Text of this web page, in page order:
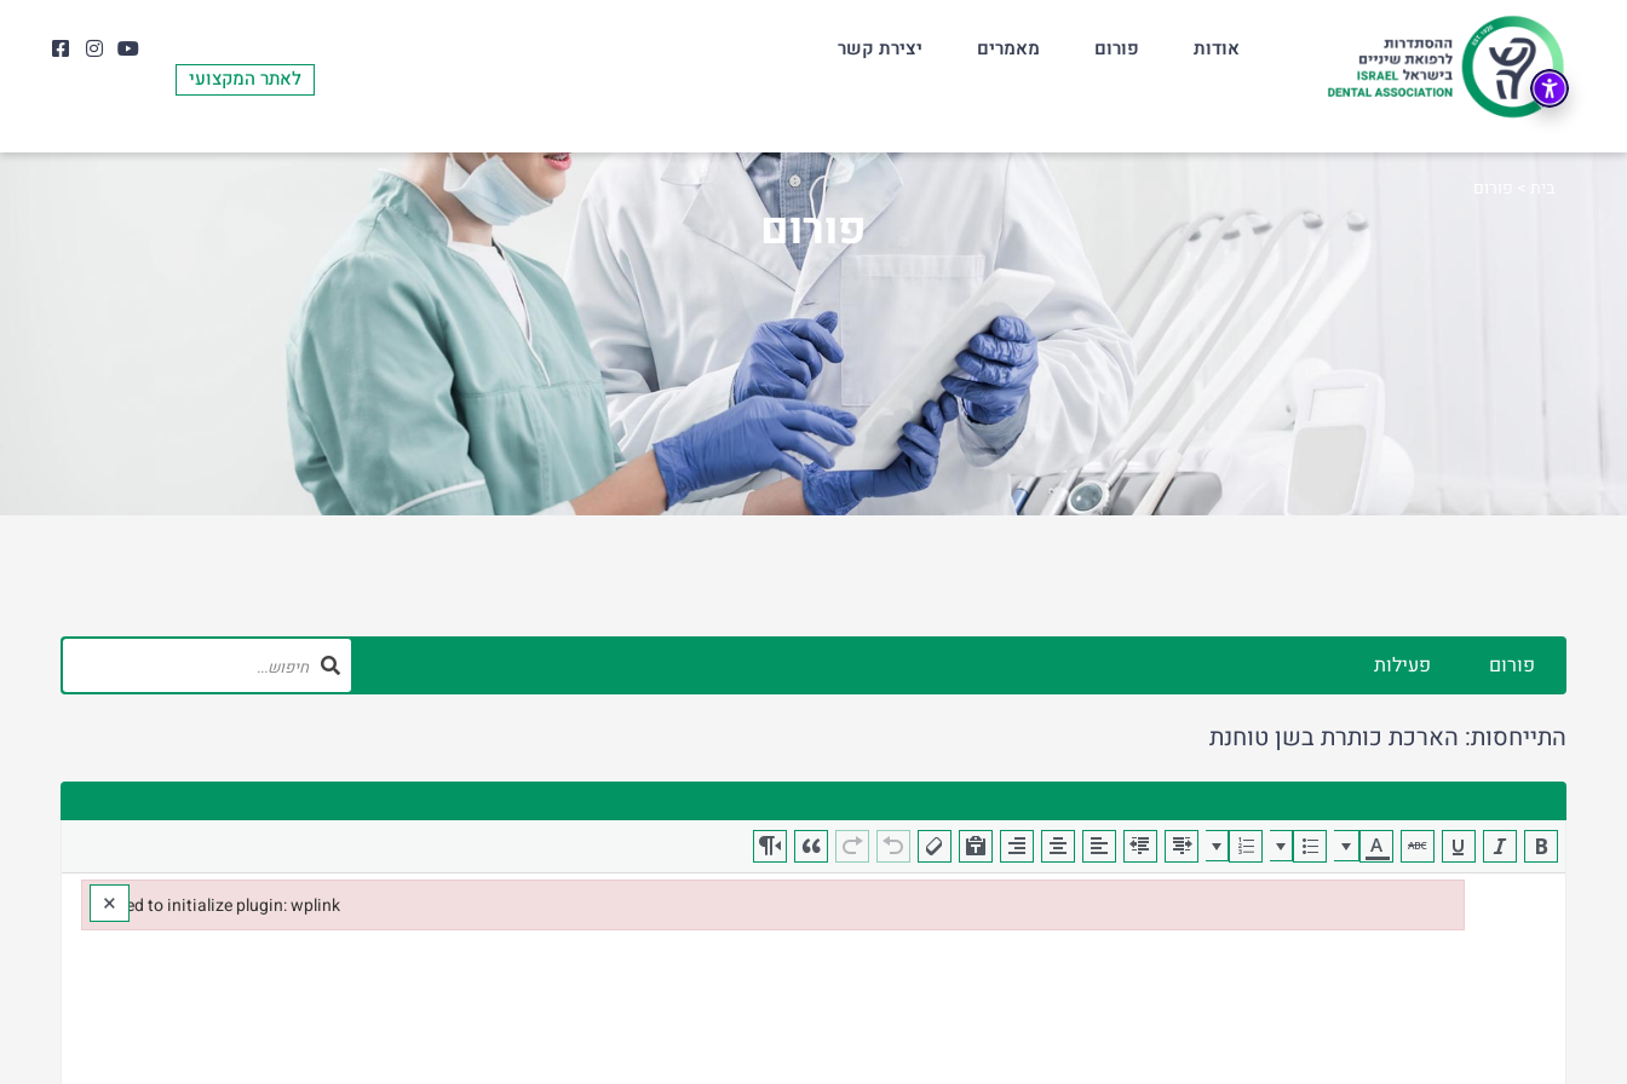
אודות פורום מאמרים
יצירת קשר
לאתר המקצועי
פורום
פורום פעילות
התייחסות: הארכת כותרת בשן טוחנת
Failed to initialize plugin: wplink
×
Failed to initialize plugin: wplink